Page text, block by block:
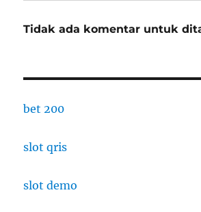
Tidak ada komentar untuk
bet 200
slot qris
slot demo